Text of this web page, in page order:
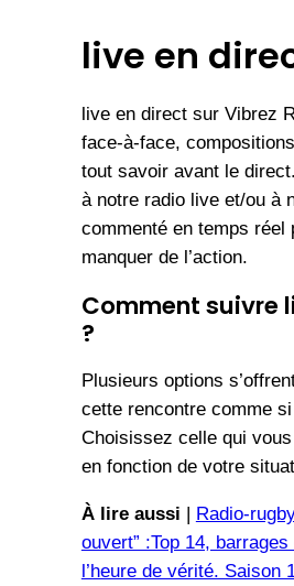
live en
live en direct sur Vibrez
face-à-face,
tout savoir avant le
à notre radio live et/ou à
commenté en temps réel
manquer de l’action.
Comment suivre
?
Plusieurs options
cette rencontre comme
Choisissez celle qui
en fonction de votre
À lire aussi | Radio-
ouvert” :Top 14,
l’heure de vérité. Saison